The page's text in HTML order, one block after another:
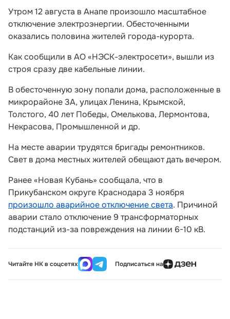
Утром 12 августа в Анапе произошло масштабное
отключение электроэнергии. Обесточенными
оказались половина жителей города-курорта.
Как сообщили в АО «НЭСК-электросети», вышли из
строя сразу две кабельные линии.
В обесточенную зону попали дома, расположенные в
микрорайоне 3А, улицах Ленина, Крымской,
Толстого, 40 лет Победы, Омелькова, Лермонтова,
Некрасова, Промышленной и др.
На месте аварии трудятся бригады ремонтников.
Свет в дома местных жителей обещают дать вечером.
Ранее «Новая Кубань» сообщала, что в
Прикубанском округе Краснодара 3 ноября
произошло аварийное отключение света. Причиной
аварии стало отключение 9 трансформаторных
подстанций из-за повреждения на линии 6-10 кВ.
Читайте НК в соцсетях Подписаться на